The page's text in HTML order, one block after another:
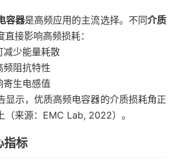
容器是高频应用的主流选择。不同介质
接影响高频损耗：
减少能量耗散
频阻抗特性
寄生电感值
显示，优质高频电容器的介质损耗角正
（来源：EMC Lab, 2022）。
指标